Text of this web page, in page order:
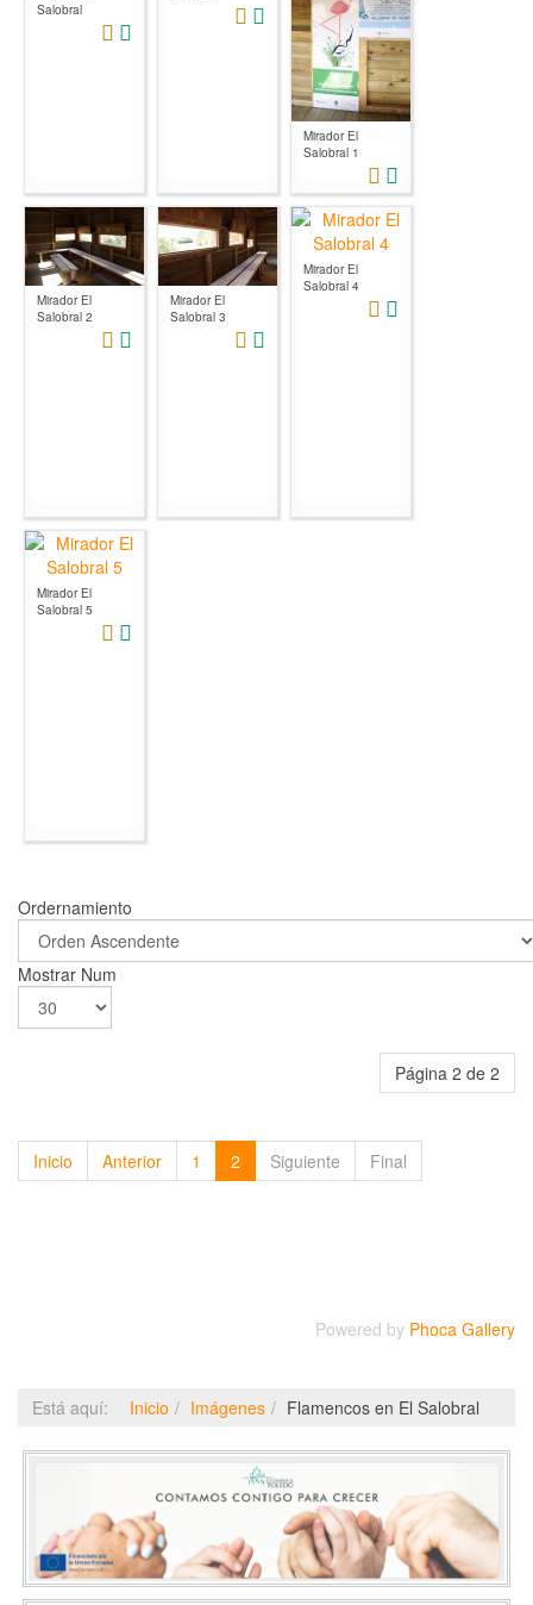
Salobral
Mirador El
Salobral 1
Mirador El
Salobral 2
Mirador El
Salobral 3
Mirador El
Salobral 4
Mirador El
Salobral 5
Ordernamiento
Mostrar Num
Página 2 de 2
Inicio Anterior 1 2 Siguiente Final
Powered by Phoca Gallery
Está aquí: Inicio Imágenes Flamencos en El Salobral